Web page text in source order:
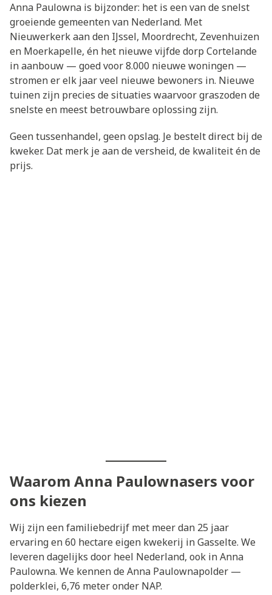
Anna Paulowna is bijzonder: het is een van de snelst
groeiende gemeenten van Nederland. Met
Nieuwerkerk aan den IJssel, Moordrecht, Zevenhuizen
en Moerkapelle, én het nieuwe vijfde dorp Cortelande
in aanbouw — goed voor 8.000 nieuwe woningen —
stromen er elk jaar veel nieuwe bewoners in. Nieuwe
tuinen zijn precies de situaties waarvoor graszoden de
snelste en meest betrouwbare oplossing zijn.
Geen tussenhandel, geen opslag. Je bestelt direct bij de
kweker. Dat merk je aan de versheid, de kwaliteit én de
prijs.
Waarom Anna Paulownasers voor
ons kiezen
Wij zijn een familiebedrijf met meer dan 25 jaar
ervaring en 60 hectare eigen kwekerij in Gasselte. We
leveren dagelijks door heel Nederland, ook in Anna
Paulowna. We kennen de Anna Paulownapolder —
polderklei, 6,76 meter onder NAP.